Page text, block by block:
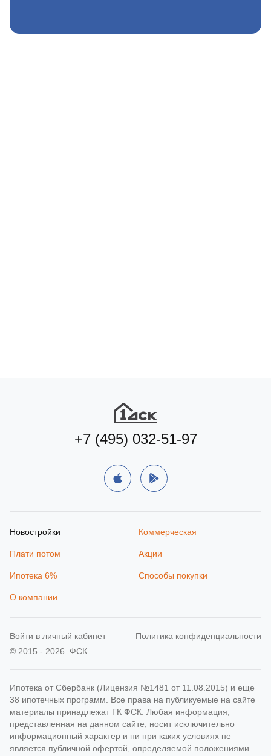
+7 (495) 032-51-97
Новостройки Коммерческая
Плати потом Акции
Ипотека 6% Способы покупки
О компании
© 2015 - 2026. ФСК
Политика конфиденциальности
Ипотека от Сбербанк (Лицензия №1481 от 11.08.2015) и еще
38 ипотечных программ. Все права на публикуемые на сайте
материалы принадлежат ГК ФСК. Любая информация,
представленная на данном сайте, носит исключительно
информационный характер и ни при каких условиях не
является публичной офертой, определяемой положениями
Войти в личный кабинет